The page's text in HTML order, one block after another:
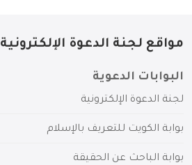
مواقع لجنة الدعوة الإلكترونية
البوابات الدعوية
لجنة الدعوة الإلكترونية
بوابة الكويت للتعريف بالإسلام
بوابة الباحث عن الحقيقة